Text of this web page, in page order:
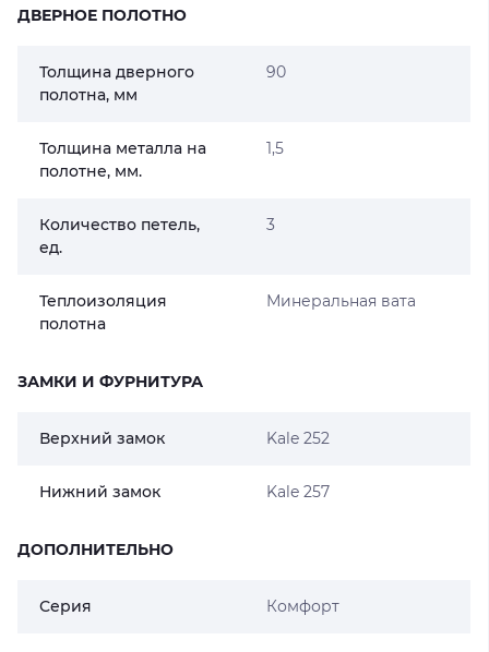
ДВЕРНОЕ ПОЛОТНО
Толщина дверного
полотна, мм
90
Толщина металла на
полотне, мм.
1,5
Количество петель,
ед.
3
Теплоизоляция
полотна
Минеральная вата
ЗАМКИ И ФУРНИТУРА
Верхний замок Kale 252
Нижний замок Kale 257
ДОПОЛНИТЕЛЬНО
Серия Комфорт